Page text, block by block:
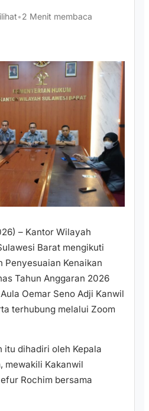
•2 Menit membaca
– Kantor Wilayah
Barat mengikuti
Penyesuaian Kenaikan
Tahun Anggaran 2026
Oemar Seno Adji Kanwil
terhubung melalui Zoom
itu dihadiri oleh Kepala
mewakili Kakanwil
Rochim bersama